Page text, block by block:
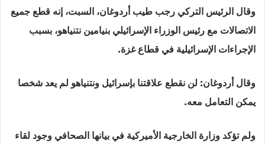
وقال الرئيس التركي رجب طيب أردوغان، السبت، إنه قطع جميع
الاتصالات مع رئيس الوزراء الإسرائيلي بنيامين نتنياهو، بسبب
الإجراءات الإسرائيلية في قطاع غزة.
وقال أردوغان: لن نقطع علاقتنا بإسرائيل ونتنياهو لم يعد شخصا
يمكن التعامل معه.
ولم تؤكد وزارة الخارجية الأميركية في بيانها الصحافي وجود لقاء